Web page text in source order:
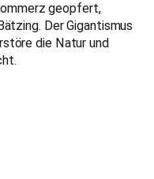
geopfert,
Der Gigantismus
die Natur und